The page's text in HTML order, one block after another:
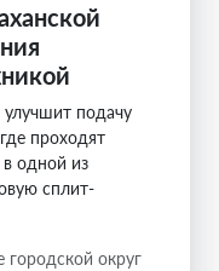
улучшит подачу
проходят
одной из
сплит-
городской округ